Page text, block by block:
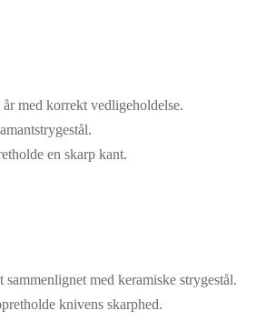
med korrekt vedligeholdelse.
en skarp kant.
med keramiske strygestål.
knivens skarphed.